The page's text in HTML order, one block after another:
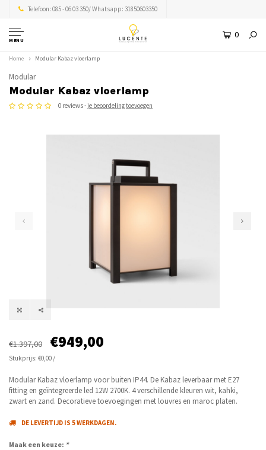
Telefoon: 085 - 06 03 350/ Whatsapp: 31850603350
MENU
0
Home Modular Kabaz vloerlamp
Modular
Modular Kabaz vloerlamp
0 reviews - je beoordeling toevoegen
€1.397,00 €949,00
Stukprijs: €0,00 /
Modular Kabaz vloerlamp voor buiten IP44. De Kabaz leverbaar met E27
fitting en geïntegreerde led 12W 2700K. 4 verschillende kleuren wit, kahki,
zwart en zand. Decoratieve toevoegingen met louvres en maroc platen.
DE LEVERTIJD IS 5 WERKDAGEN.
Maak een keuze: *